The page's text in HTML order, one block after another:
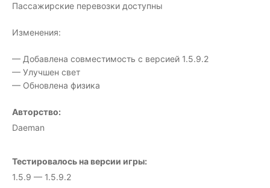
Пассажирские перевозки доступны
Изменения:
— Добавлена совместимость с версией 1.5.9.2
— Улучшен свет
— Обновлена физика
Авторство:
Daeman
Тестировалось на версии игры:
1.5.9 — 1.5.9.2